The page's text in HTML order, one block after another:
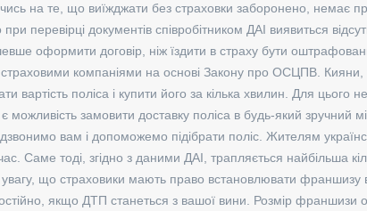
на те, що виїжджати без страховки заборонено, немає
перевірці документів співробітником ДАІ виявиться
оформити договір, ніж їздити в страху бути
компаніями на основі Закону про ОСЦПВ. Кияни,
вартість поліса і купити його за кілька хвилин. Для цього
можливість замовити доставку поліса в будь-який зручний
вам і допоможемо підібрати поліс. Жителям
Саме тоді, згідно з даними ДАІ, трапляється найбільша
увагу, що страховики мають право встановлювати франшизу
якщо ДТП станеться з вашої вини. Розмір франшизи